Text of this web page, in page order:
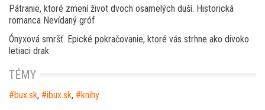
Pátranie, ktoré zmení život dvoch osamelých duší. Historická
romanca Nevídaný gróf
Ónyxová smršť. Epické pokračovanie, ktoré vás strhne ako divoko
letiaci drak
TÉMY
bux.sk, ibux.sk, knihy